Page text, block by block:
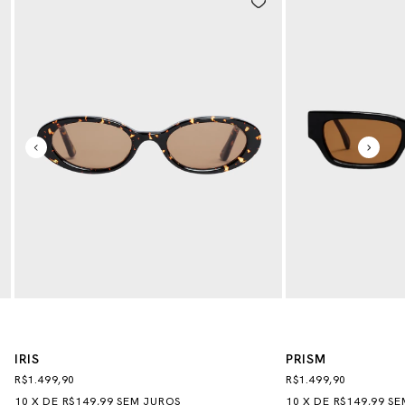
IRIS
R$1.499,90
10 XDE R$149,99 SEM JUROS
PRISM
R$1.499,90
10 XDE R$149,99